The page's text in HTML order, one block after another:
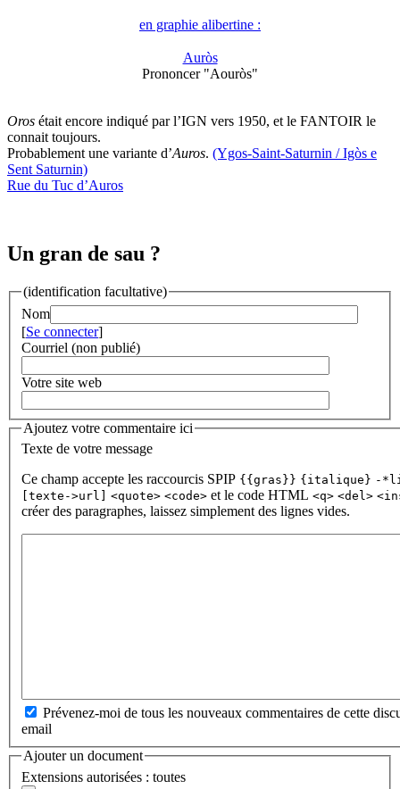
en graphie alibertine :
Auròs
Prononcer "Aouròs"
Oros était encore indiqué par l’IGN vers 1950, et le FANTOIR le
connait toujours.
Probablement une variante d’Auros. (Ygos-Saint-Saturnin / Igòs e
Sent Saturnin)
Rue du Tuc d’Auros
Un gran de sau ?
(identification facultative)
Nom
[Se connecter]
Courriel (non publié)
Votre site web
Ajoutez votre commentaire ici
Texte de votre message
Ce champ accepte les raccourcis SPIP {{gras}} {italique} -
[texte->url]
<quote> <code> et le code HTML <q> <del>
créer des paragraphes, laissez simplement des lignes vides.
Prévenez-moi de tous les nouveaux commentaires de cette
email
Ajouter un document
Extensions autorisées : toutes